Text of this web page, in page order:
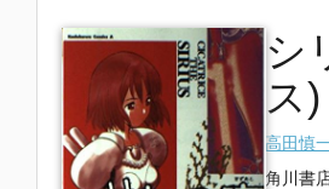
シ
ス)
高田慎
角川書